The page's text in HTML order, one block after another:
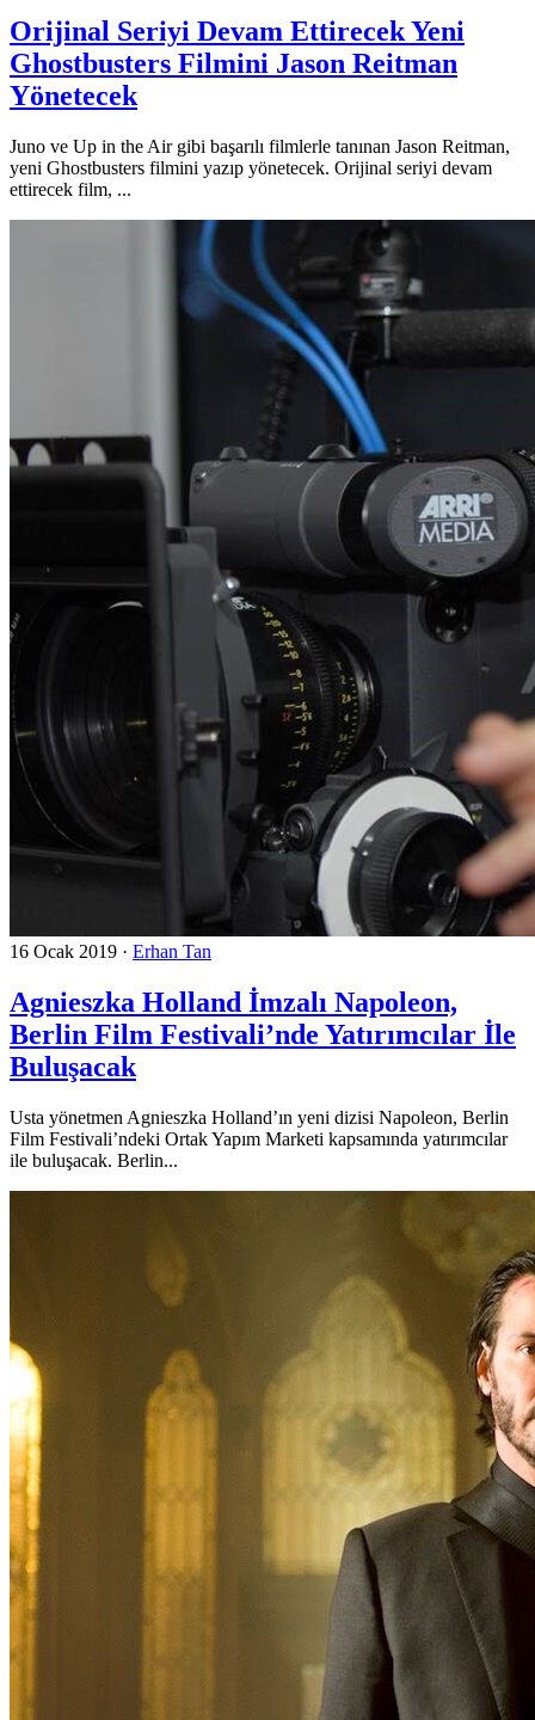
Orijinal Seriyi Devam Ettirecek Yeni
Ghostbusters Filmini Jason Reitman
Yönetecek
Juno ve Up in the Air gibi başarılı filmlerle tanınan Jason Reitman,
yeni Ghostbusters filmini yazıp yönetecek. Orijinal seriyi devam
ettirecek film, ...
16 Ocak 2019 · Erhan Tan
Agnieszka Holland İmzalı Napoleon,
Berlin Film Festivali’nde Yatırımcılar İle
Buluşacak
Usta yönetmen Agnieszka Holland’ın yeni dizisi Napoleon, Berlin
Film Festivali’ndeki Ortak Yapım Marketi kapsamında yatırımcılar
ile buluşacak. Berlin...